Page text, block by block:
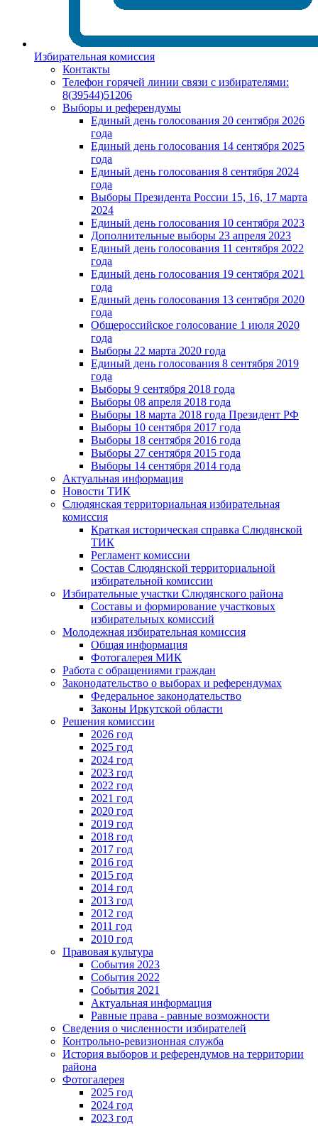
Избирательная комиссия
Контакты
Телефон горячей линии связи с избирателями:
8(39544)51206
Выборы и референдумы
Единый день голосования 20 сентября 2026
года
Единый день голосования 14 сентября 2025
года
Единый день голосования 8 сентября 2024
года
Выборы Президента России 15, 16, 17 марта
2024
Единый день голосования 10 сентября 2023
Дополнительные выборы 23 апреля 2023
Единый день голосования 11 сентября 2022
года
Единый день голосования 19 сентября 2021
года
Единый день голосования 13 сентября 2020
года
Общероссийское голосование 1 июля 2020
года
Выборы 22 марта 2020 года
Единый день голосования 8 сентября 2019
года
Выборы 9 сентября 2018 года
Выборы 08 апреля 2018 года
Выборы 18 марта 2018 года Президент РФ
Выборы 10 сентября 2017 года
Выборы 18 сентября 2016 года
Выборы 27 сентября 2015 года
Выборы 14 сентября 2014 года
Актуальная информация
Новости ТИК
Слюдянская территориальная избирательная
комиссия
Краткая историческая справка Слюдянской
ТИК
Регламент комиссии
Состав Слюдянской территориальной
избирательной комиссии
Избирательные участки Слюдянского района
Составы и формирование участковых
избирательных комиссий
Молодежная избирательная комиссия
Общая информация
Фотогалерея МИК
Работа с обращениями граждан
Законодательство о выборах и референдумах
Федеральное законодательство
Законы Иркутской области
Решения комиссии
2026 год
2025 год
2024 год
2023 год
2022 год
2021 год
2020 год
2019 год
2018 год
2017 год
2016 год
2015 год
2014 год
2013 год
2012 год
2011 год
2010 год
Правовая культура
События 2023
События 2022
События 2021
Актуальная информация
Равные права - равные возможности
Сведения о численности избирателей
Контрольно-ревизионная служба
История выборов и референдумов на территории
района
Фотогалерея
2025 год
2024 год
2023 год